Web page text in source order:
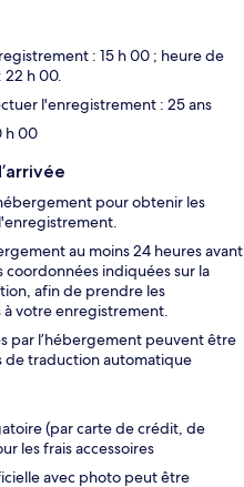
: 15 h 00 ; heure de
h 00.
l'enregistrement : 25 ans
h 00
pour obtenir les
au moins 24 heures avant
coordonnées indiquées sur la
afin de prendre les
à votre enregistrement.
par l’hébergement peuvent être
de traduction automatique
(par carte de crédit, de
les frais accessoires
avec photo peut être